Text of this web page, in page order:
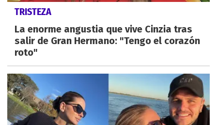
TRISTEZA
La enorme angustia que vive Cinzia tras
salir de Gran Hermano: "Tengo el corazón
roto"